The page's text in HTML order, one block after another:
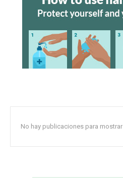
No hay publicaciones para mostrar